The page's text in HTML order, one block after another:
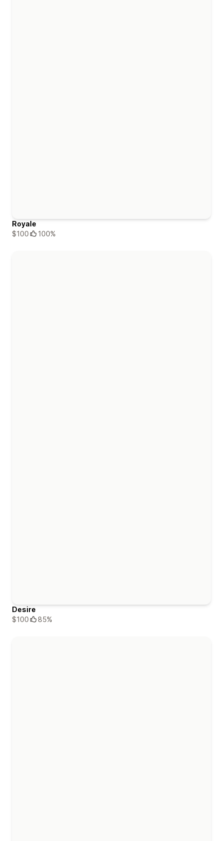
Royale
$100
100%
Desire
$100
85%